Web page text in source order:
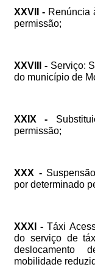
XXVII - Renúncia
permissão;
XXVIII - Serviço:
do município de
XXIX -
permissão;
XXX - Suspensão
por determinado
XXXI - Táxi
do serviço de
deslocamento
mobilidade